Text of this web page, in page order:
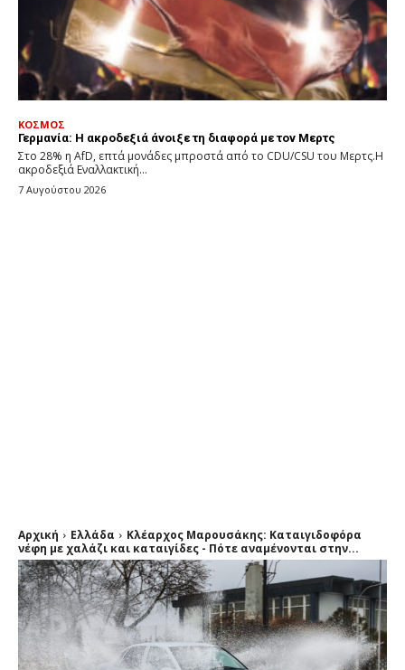
ΚΟΣΜΟΣ
Γερμανία: Η ακροδεξιά άνοιξε τη διαφορά με τον Μερτς
Στο 28% η AfD, επτά μονάδες μπροστά από το CDU/CSU του Μερτς.Η
ακροδεξιά Εναλλακτική...
7 Αυγούστου 2026